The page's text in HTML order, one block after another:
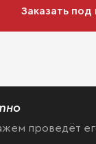
Заказать под
проведёт